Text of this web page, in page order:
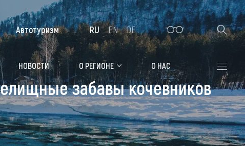
Алтайская зимовка
Где остановиться
Санатории
НОВОСТИ О РЕГИОНЕ О НАС
Автотуризм RU EN DE
забавы кочевников